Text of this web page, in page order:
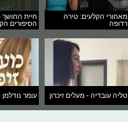
מאחורי הקלעים: טירה
רדופה
חיית
הסיפורים
טליה עובדיה - מעלים זיכרון עומר נודלמן